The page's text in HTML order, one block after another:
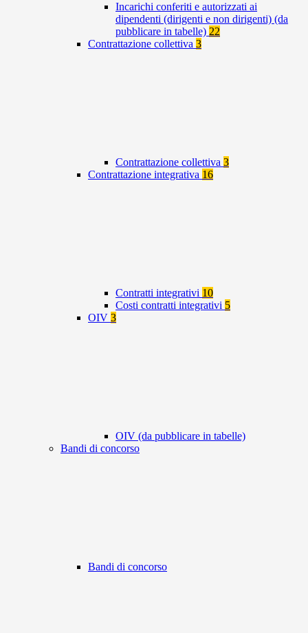
Incarichi conferiti e autorizzati ai
dipendenti (dirigenti e non dirigenti) (da
pubblicare in tabelle) 22
Contrattazione collettiva 3
Contrattazione collettiva 3
Contrattazione integrativa 16
Contratti integrativi 10
Costi contratti integrativi 5
OIV 3
OIV (da pubblicare in tabelle)
Bandi di concorso
Bandi di concorso